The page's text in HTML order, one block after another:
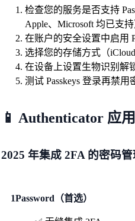
检查您的服务是否支持
Apple、Microsoft 均已支持
在账户的安全设置中启用
选择您的存储方式（iCloud
在设备上设置生物识别解
测试 Passkeys 登录再禁用
📱 Authenticator 应
2025 年集成 2FA 的密码管
1Password（首选）